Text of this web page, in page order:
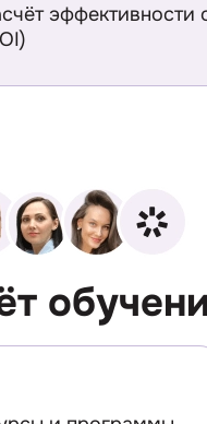
эффективности